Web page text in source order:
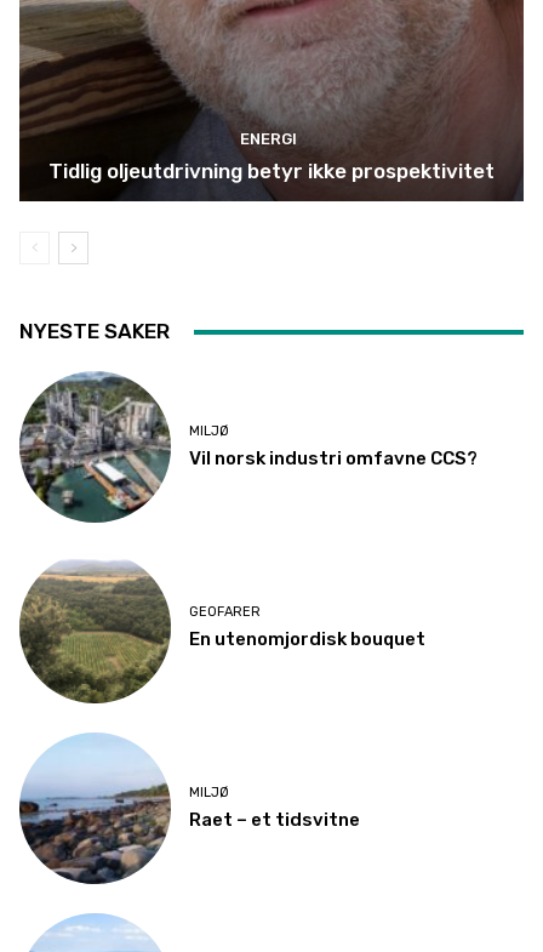
ENERGI
Tidlig oljeutdrivning betyr ikke prospektivitet
NYESTE SAKER
MILJØ
Vil norsk industri omfavne CCS?
GEOFARER
En utenomjordisk bouquet
MILJØ
Raet – et tidsvitne